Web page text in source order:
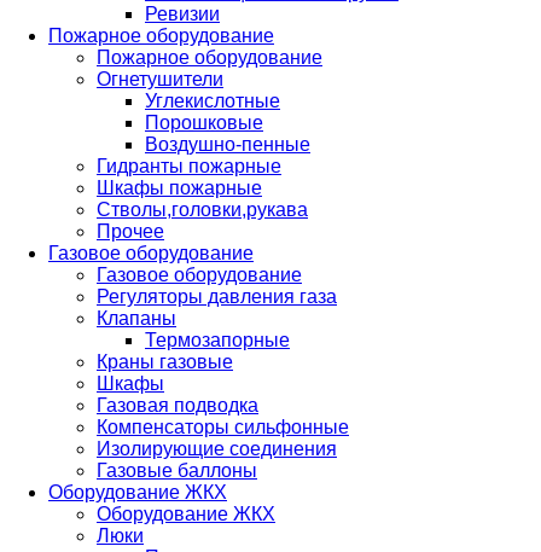
Ревизии
Пожарное оборудование
Пожарное оборудование
Огнетушители
Углекислотные
Порошковые
Воздушно-пенные
Гидранты пожарные
Шкафы пожарные
Стволы,головки,рукава
Прочее
Газовое оборудование
Газовое оборудование
Регуляторы давления газа
Клапаны
Термозапорные
Краны газовые
Шкафы
Газовая подводка
Компенсаторы сильфонные
Изолирующие соединения
Газовые баллоны
Оборудование ЖКХ
Оборудование ЖКХ
Люки